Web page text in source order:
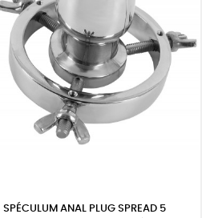
SPÉCULUM ANAL PLUG SPREAD 5